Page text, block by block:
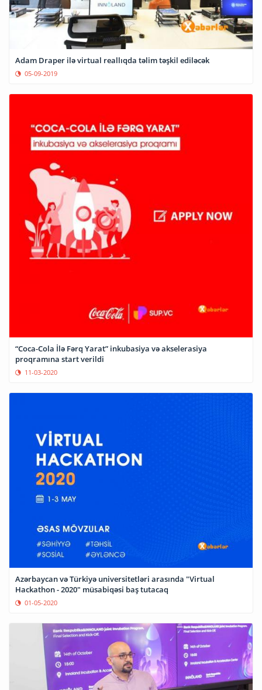
Adam Draper ilə virtual reallıqda təlim təşkil ediləcək
05-09-2019
“Coca-Cola İlə Fərq Yarat” inkubasiya və akselerasiya
proqramına start verildi
11-03-2020
Azərbaycan və Türkiyə universitetləri arasında "Virtual
Hackathon - 2020" müsabiqəsi baş tutacaq
01-05-2020